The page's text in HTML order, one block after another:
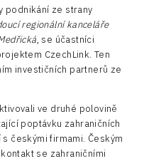
podnikání ze strany
regionální kanceláře
, se účastníci
CzechLink. Ten
investičních partnerů ze
ve druhé polovině
poptávku zahraničních
českými firmami. Českým
se zahraničními